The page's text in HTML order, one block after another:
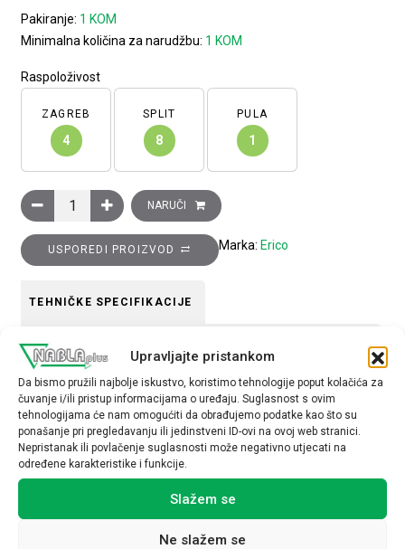
Upravljajte pristankom
Da bismo pružili najbolje iskustvo, koristimo tehnologije poput kolačića za
čuvanje i/ili pristup informacijama o uređaju. Suglasnost s ovim
tehnologijama će nam omogućiti da obrađujemo podatke kao što su
ponašanje pri pregledavanju ili jedinstveni ID-ovi na ovoj web stranici.
Nepristanak ili povlačenje suglasnosti može negativno utjecati na
određene karakteristike i funkcije.
Slažem se
Ne slažem se
Pakiranje: 1 KOM
Minimalna količina za narudžbu: 1 KOM
Raspoloživost
ZAGREB
4
SPLIT
8
PULA
1
Blok distribucijski, 4P, 125A, dolaz: 1 x 10...35mm2, odlazi: 7
NARUČI
USPOREDI PROIZVOD Marka: Erico
TEHNIČKE SPECIFIKACIJE
Broj polova
4P
Napon
125A